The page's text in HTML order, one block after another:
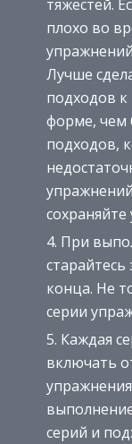
тяжестей.
плохо во
Лучше
подходов
форме, чем
подходов,
При
конца. Не
серии
Каждая
включать
серий и